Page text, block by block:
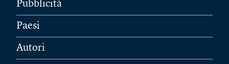
Pubblicità
Paesi
Autori